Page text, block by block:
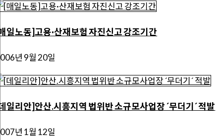
일노동]고용·산재보험 자진신고 강조기간
년 9월 20일
일리안]안산.시흥지역 법위반 소규모사업장 ´무더기´ 적발
년 1월 12일